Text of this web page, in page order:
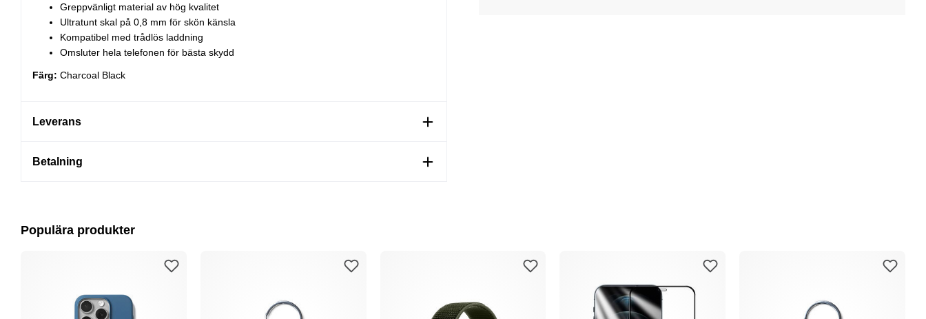
Greppvänligt material av hög kvalitet
Ultratunt skal på 0,8 mm för skön känsla
Kompatibel med trådlös laddning
Omsluter hela telefonen för bästa skydd
Färg: Charcoal Black
Leverans
Betalning
Populära produkter